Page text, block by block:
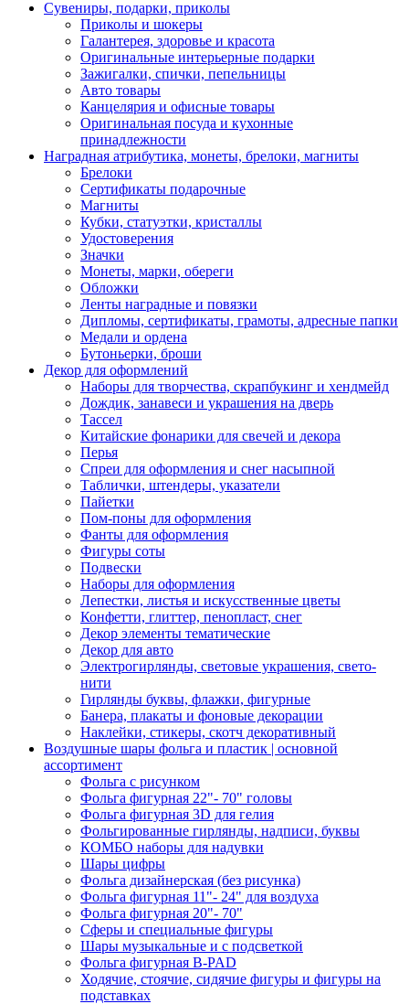
Сувениры, подарки, приколы
Приколы и шокеры
Галантерея, здоровье и красота
Оригинальные интерьерные подарки
Зажигалки, спички, пепельницы
Авто товары
Канцелярия и офисные товары
Оригинальная посуда и кухонные
принадлежности
Наградная атрибутика, монеты, брелоки, магниты
Брелоки
Сертификаты подарочные
Магниты
Кубки, статуэтки, кристаллы
Удостоверения
Значки
Монеты, марки, обереги
Обложки
Ленты наградные и повязки
Дипломы, сертификаты, грамоты, адресные папки
Медали и ордена
Бутоньерки, броши
Декор для оформлений
Наборы для творчества, скрапбукинг и хендмейд
Дождик, занавеси и украшения на дверь
Тассел
Китайские фонарики для свечей и декора
Перья
Спреи для оформления и снег насыпной
Таблички, штендеры, указатели
Пайетки
Пом-поны для оформления
Фанты для оформления
Фигуры соты
Подвески
Наборы для оформления
Лепестки, листья и искусственные цветы
Конфетти, глиттер, пенопласт, снег
Декор элементы тематические
Декор для авто
Электрогирлянды, световые украшения, свето-
нити
Гирлянды буквы, флажки, фигурные
Банера, плакаты и фоновые декорации
Наклейки, стикеры, скотч декоративный
Воздушные шары фольга и пластик | основной
ассортимент
Фольга с рисунком
Фольга фигурная 22"- 70" головы
Фольга фигурная 3D для гелия
Фольгированные гирлянды, надписи, буквы
КОМБО наборы для надувки
Шары цифры
Фольга дизайнерская (без рисунка)
Фольга фигурная 11"- 24" для воздуха
Фольга фигурная 20"- 70"
Сферы и специальные фигуры
Шары музыкальные и с подсветкой
Фольга фигурная B-PAD
Ходячие, стоячие, сидячие фигуры и фигуры на
подставках